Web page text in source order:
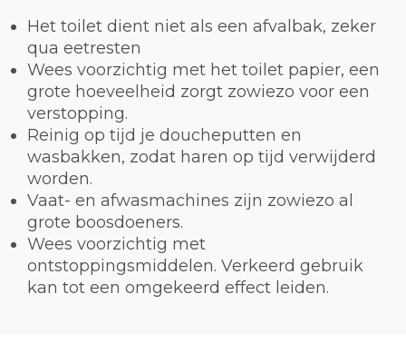
Het toilet dient niet als een afvalbak, zeker
qua eetresten
Wees voorzichtig met het toilet papier, een
grote hoeveelheid zorgt zowiezo voor een
verstopping.
Reinig op tijd je doucheputten en
wasbakken, zodat haren op tijd verwijderd
worden.
Vaat- en afwasmachines zijn zowiezo al
grote boosdoeners.
Wees voorzichtig met
ontstoppingsmiddelen. Verkeerd gebruik
kan tot een omgekeerd effect leiden.